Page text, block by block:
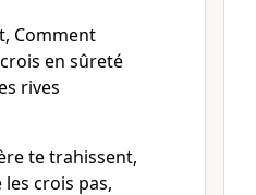
Comment
en sûreté
rives
te trahissent,
crois pas,